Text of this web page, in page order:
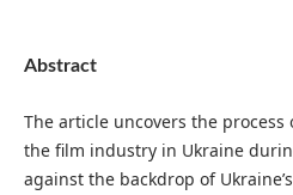
Abstract
The article uncovers the
the film industry in Ukraine
against the backdrop of